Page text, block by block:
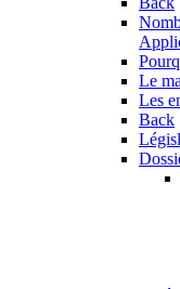
Le
Les
Back